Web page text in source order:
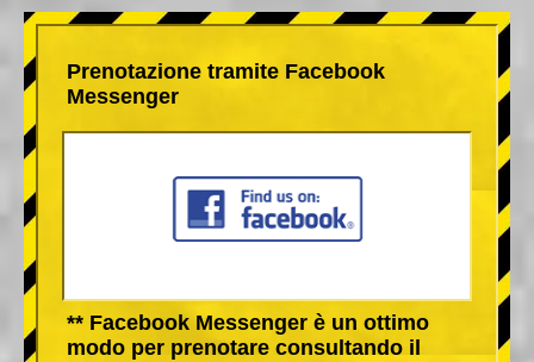
Prenotazione tramite Facebook
Messenger
** Facebook Messenger è un ottimo
modo per prenotare consultando il